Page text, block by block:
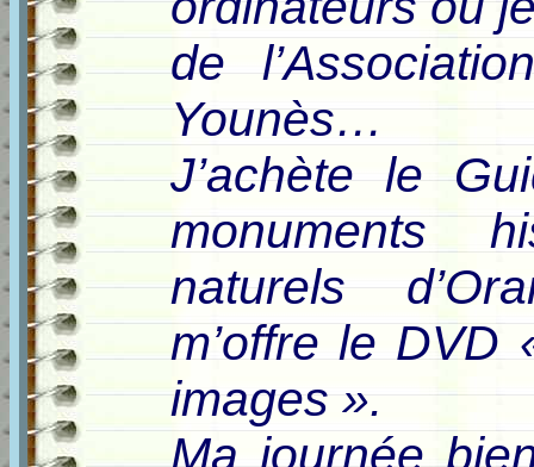
de
Younès…
J’achète le
monuments
naturels
m’offre le DVD
images ».
Ma journée